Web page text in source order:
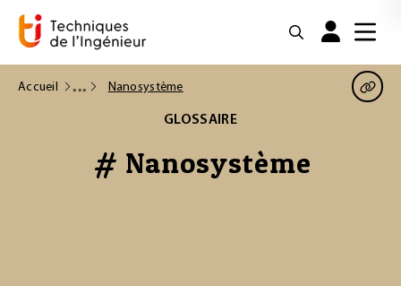
Accueil Nanosystème
GLOSSAIRE
# Nanosystème